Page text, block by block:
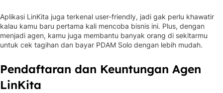
Aplikasi LinKita juga terkenal user-friendly, jadi gak perlu khawatir
kalau kamu baru pertama kali mencoba bisnis ini. Plus, dengan
menjadi agen, kamu juga membantu banyak orang di sekitarmu
untuk cek tagihan dan bayar PDAM Solo dengan lebih mudah.
Pendaftaran dan Keuntungan Agen
LinKita